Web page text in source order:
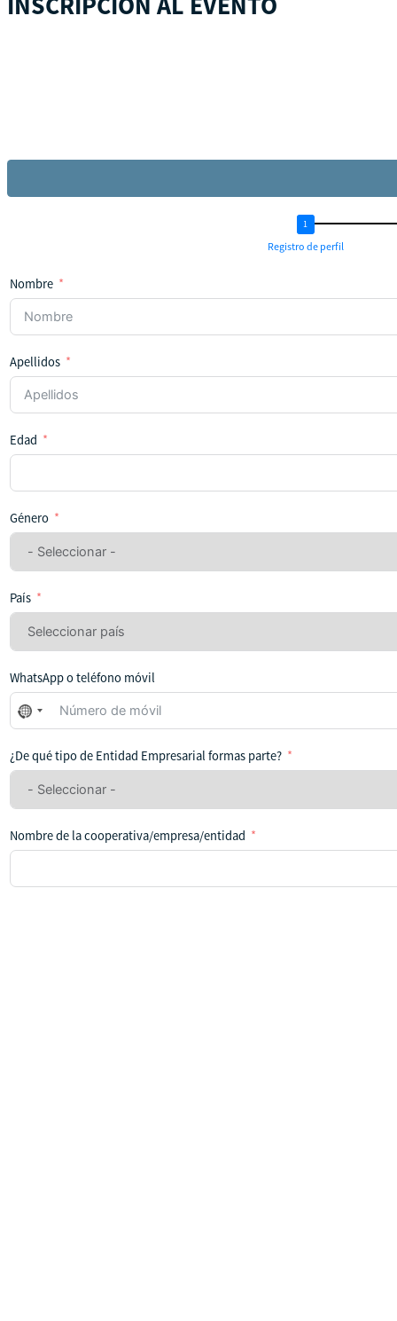
Registro de perfil
Nombre
Apellidos
Edad
Género
País
WhatsApp o teléfono móvil
No
se
seleccionado
ningún
¿De qué tipo de Entidad Empresarial formas parte?
Nombre de la cooperativa/empresa/entidad